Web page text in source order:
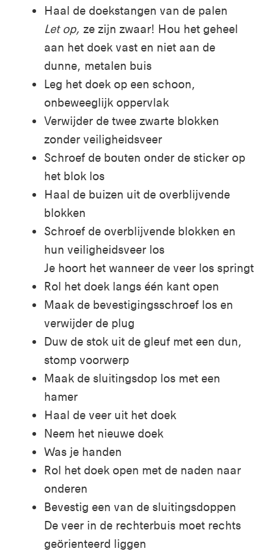
Haal de doekstangen van de palen
Let op, ze zijn zwaar! Hou het geheel
aan het doek vast en niet aan de
dunne, metalen buis
Leg het doek op een schoon,
onbeweeglijk oppervlak
Verwijder de twee zwarte blokken
zonder veiligheidsveer
Schroef de bouten onder de sticker op
het blok los
Haal de buizen uit de overblijvende
blokken
Schroef de overblijvende blokken en
hun veiligheidsveer los
Je hoort het wanneer de veer los springt
Rol het doek langs één kant open
Maak de bevestigingsschroef los en
verwijder de plug
Duw de stok uit de gleuf met een dun,
stomp voorwerp
Maak de sluitingsdop los met een
hamer
Haal de veer uit het doek
Neem het nieuwe doek
Was je handen
Rol het doek open met de naden naar
onderen
Bevestig een van de sluitingsdoppen
De veer in de rechterbuis moet rechts
geörienteerd liggen